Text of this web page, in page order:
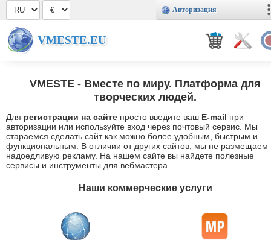
Авторизация
VMESTE.EU
VMESTE - Вместе по миру. Платформа для
творческих людей.
Для регистрации на сайте просто введите ваш E-mail при
авторизации или используйте вход через почтовый сервис. Мы
стараемся сделать сайт как можно более удобным, быстрым и
функциональным. В отличии от других сайтов, мы не размещаем
надоедливую рекламу. На нашем сайте вы найдете полезные
сервисы и инструменты для вебмастера.
Наши коммерческие услуги